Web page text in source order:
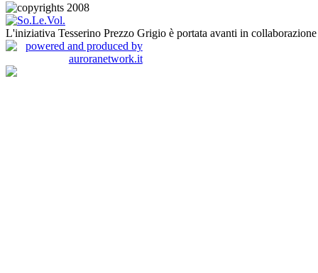
L'iniziativa Tesserino Prezzo Grigio è portata avanti in